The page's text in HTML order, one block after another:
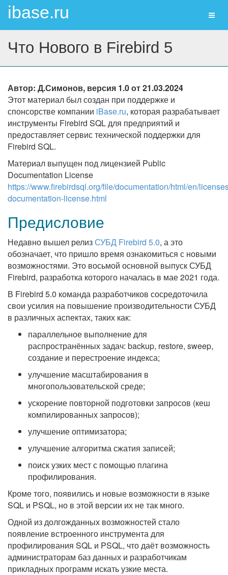
ibase.ru
Что Нового в Firebird 5
Автор: Д.Симонов, версия 1.0 от 21.03.2024
Этот материал был создан при поддержке и
спонсорстве компании iBase.ru, которая разрабатывает
инструменты Firebird SQL для предприятий и
предоставляет сервис технической поддержки для
Firebird SQL.
Материал выпущен под лицензией Public
Documentation License
https://www.firebirdsql.org/file/documentation/html/en/
documentation-license.html
Предисловие
Недавно вышел релизСУБД Firebird 5.0, а это
обозначает, что пришло время ознакомиться с новыми
возможностями. Это восьмой основной выпуск СУБД
Firebird, разработка которого началась в мае 2021 года.
В Firebird 5.0 команда разработчиков сосредоточила
свои усилия на повышение производительности СУБД
в различных аспектах, таких как:
параллельное выполнение для
распространённых задач: backup, restore, sweep,
создание и перестроение индекса;
улучшение масштабирования в
многопользовательской среде;
ускорение повторной подготовки запросов (кеш
компилированных запросов);
улучшение оптимизатора;
улучшение алгоритма сжатия записей;
поиск узких мест с помощью плагина
профилирования.
Кроме того, появились и новые возможности в языке
SQL и PSQL, но в этой версии их не так много.
Одной из долгожданных возможностей стало
появление встроенного инструмента для
профилирования SQL и PSQL, что даёт возможность
администраторам баз данных и разработчикам
прикладных программ искать узкие места.